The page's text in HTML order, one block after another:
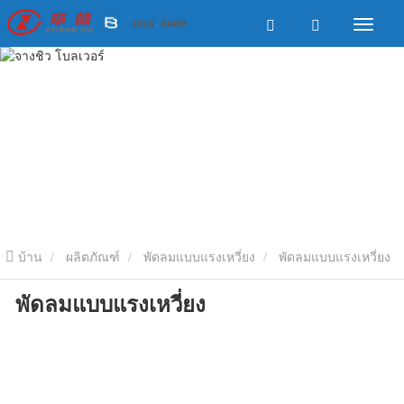
บ้าน ผลิตภัณฑ์ พัดลมแบบแรงเหวี่ยง พัดลมแบบแรงเหวี่ยง
พัดลมแบบแรงเหวี่ยง